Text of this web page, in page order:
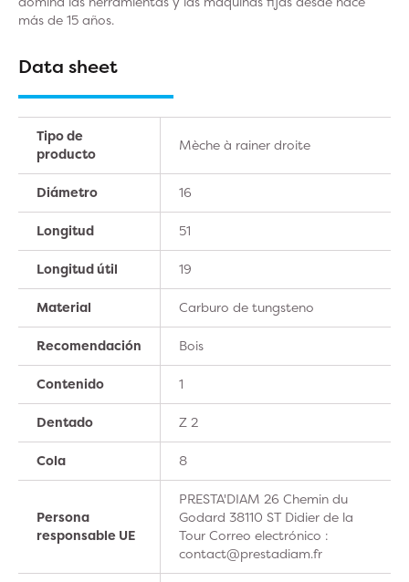
más de 15 años.
Data sheet
Tipo de
producto
Mèche à rainer droite
Diámetro 16
Longitud 51
Longitud útil 19
Material Carburo de tungsteno
Recomendación Bois
Contenido 1
Dentado Z 2
Cola 8
Persona
responsable UE
PRESTA'DIAM 26 Chemin du
Godard 38110 ST Didier de la
Tour Correo electrónico :
contact@prestadiam.fr